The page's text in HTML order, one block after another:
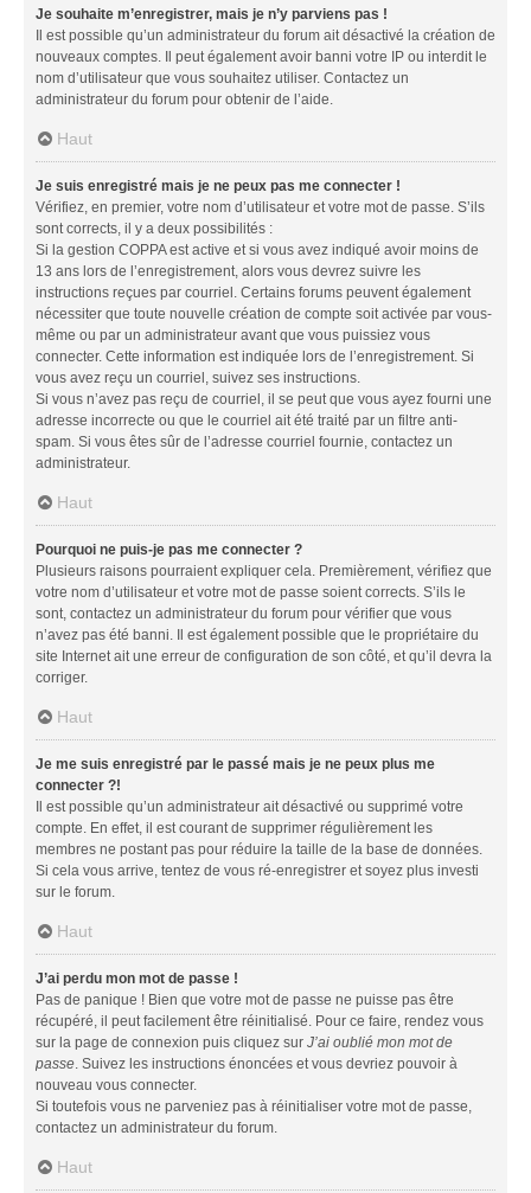
Je souhaite m’enregistrer, mais je n’y parviens pas !
Il est possible qu’un administrateur du forum ait désactivé la création de
nouveaux comptes. Il peut également avoir banni votre IP ou interdit le
nom d’utilisateur que vous souhaitez utiliser. Contactez un
administrateur du forum pour obtenir de l’aide.
Haut
Je suis enregistré mais je ne peux pas me connecter !
Vérifiez, en premier, votre nom d’utilisateur et votre mot de passe. S’ils
sont corrects, il y a deux possibilités :
Si la gestion COPPA est active et si vous avez indiqué avoir moins de
13 ans lors de l’enregistrement, alors vous devrez suivre les
instructions reçues par courriel. Certains forums peuvent également
nécessiter que toute nouvelle création de compte soit activée par vous-
même ou par un administrateur avant que vous puissiez vous
connecter. Cette information est indiquée lors de l’enregistrement. Si
vous avez reçu un courriel, suivez ses instructions.
Si vous n’avez pas reçu de courriel, il se peut que vous ayez fourni une
adresse incorrecte ou que le courriel ait été traité par un filtre anti-
spam. Si vous êtes sûr de l’adresse courriel fournie, contactez un
administrateur.
Haut
Pourquoi ne puis-je pas me connecter ?
Plusieurs raisons pourraient expliquer cela. Premièrement, vérifiez que
votre nom d’utilisateur et votre mot de passe soient corrects. S’ils le
sont, contactez un administrateur du forum pour vérifier que vous
n’avez pas été banni. Il est également possible que le propriétaire du
site Internet ait une erreur de configuration de son côté, et qu’il devra la
corriger.
Haut
Je me suis enregistré par le passé mais je ne peux plus me
connecter ?!
Il est possible qu’un administrateur ait désactivé ou supprimé votre
compte. En effet, il est courant de supprimer régulièrement les
membres ne postant pas pour réduire la taille de la base de données.
Si cela vous arrive, tentez de vous ré-enregistrer et soyez plus investi
sur le forum.
Haut
J’ai perdu mon mot de passe !
Pas de panique ! Bien que votre mot de passe ne puisse pas être
récupéré, il peut facilement être réinitialisé. Pour ce faire, rendez vous
sur la page de connexion puis cliquez sur J’ai oublié mon mot de
passe. Suivez les instructions énoncées et vous devriez pouvoir à
nouveau vous connecter.
Si toutefois vous ne parveniez pas à réinitialiser votre mot de passe,
contactez un administrateur du forum.
Haut